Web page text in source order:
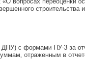
строительства и
ДПУ) с формами ПУ-3 за
отраженным в